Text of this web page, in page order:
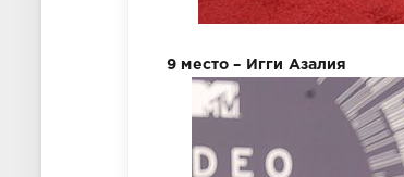
9 место – Игги Азалия